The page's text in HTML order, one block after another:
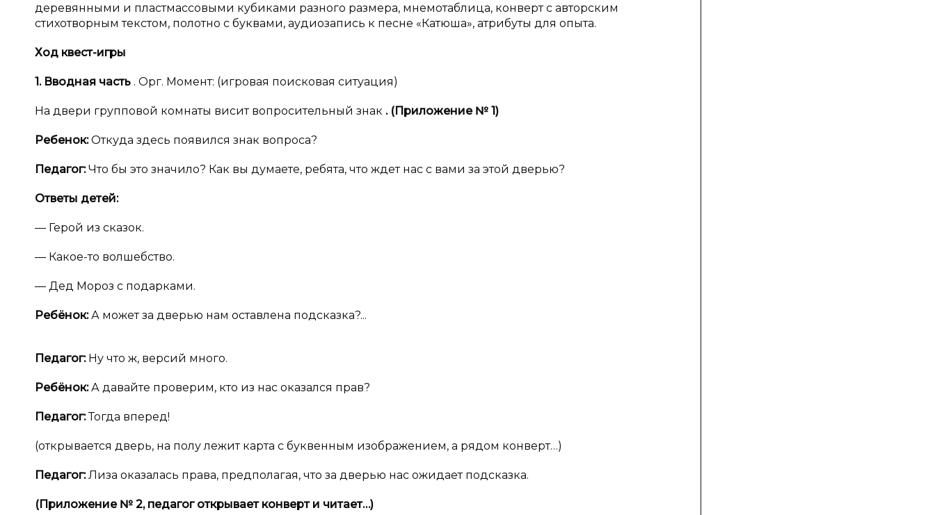
деревянными и пластмассовыми кубиками разного размера, мнемотаблица, конверт с авторским
стихотворным текстом, полотно с буквами, аудиозапись к песне «Катюша», атрибуты для опыта.
Ход квест-игры
1. Вводная часть . Орг. Момент: (игровая поисковая ситуация)
На двери групповой комнаты висит вопросительный знак . (Приложение № 1)
Ребенок:Откуда здесь появился знак вопроса?
Педагог:Что бы это значило? Как вы думаете, ребята, что ждет нас с вами за этой дверью?
Ответы детей:
— Герой из сказок.
— Какое-то волшебство.
— Дед Мороз с подарками.
Ребёнок:А может за дверью нам оставлена подсказка?...
Педагог: Ну что ж, версий много.
Ребёнок:А давайте проверим, кто из нас оказался прав?
Педагог:Тогда вперед!
(открывается дверь, на полу лежит карта с буквенным изображением, а рядом конверт…)
Педагог:Лиза оказалась права, предполагая, что за дверью нас ожидает подсказка.
(Приложение № 2, педагог открывает конверт и читает…)